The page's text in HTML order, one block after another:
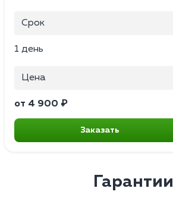
Срок
1 день
Цена
от 4 900 ₽
Заказать
Гарантии